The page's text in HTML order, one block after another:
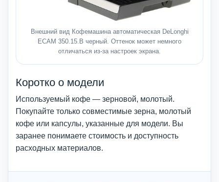
Внешний вид Кофемашина автоматическая DeLonghi
ECAM 350.15.B черный. Оттенок может немного
отличаться из-за настроек экрана.
Коротко о модели
Используемый кофе — зерновой, молотый.
Покупайте только совместимые зерна, молотый
кофе или капсулы, указанные для модели. Вы
заранее понимаете стоимость и доступность
расходных материалов.